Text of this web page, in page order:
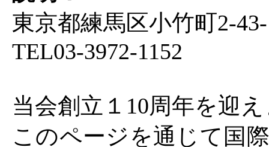
東京都練馬区小竹町2-
TEL03-3972-1152
当会創立１10周年を迎
このページを通じて国